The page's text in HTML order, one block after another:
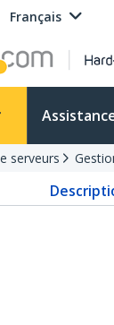
Français
serveurs